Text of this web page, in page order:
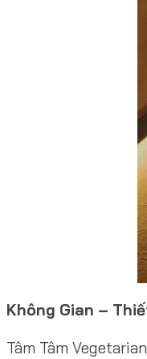
Không Gian –
Tâm Tâm